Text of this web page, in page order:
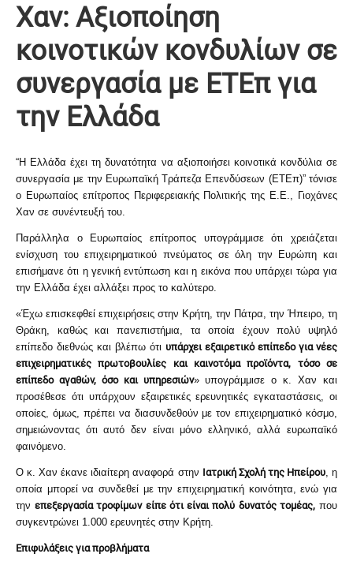
Χαν: Αξιοποίηση
κοινοτικών κονδυλίων σε
συνεργασία με ΕΤΕπ για
την Ελλάδα
“Η Ελλάδα έχει τη δυνατότητα να αξιοποιήσει κοινοτικά κονδύλια σε
συνεργασία με την Ευρωπαϊκή Τράπεζα Επενδύσεων (ΕΤΕπ)” τόνισε
ο Ευρωπαίος επίτροπος Περιφερειακής Πολιτικής της Ε.Ε., Γιοχάνες
Χαν σε συνέντευξή του.
Παράλληλα ο Ευρωπαίος επίτροπος υπογράμμισε ότι χρειάζεται
ενίσχυση του επιχειρηματικού πνεύματος σε όλη την Ευρώπη και
επισήμανε ότι η γενική εντύπωση και η εικόνα που υπάρχει τώρα για
την Ελλάδα έχει αλλάξει προς το καλύτερο.
«Έχω επισκεφθεί επιχειρήσεις στην Κρήτη, την Πάτρα, την Ήπειρο, τη
Θράκη, καθώς και πανεπιστήμια, τα οποία έχουν πολύ υψηλό
επίπεδο διεθνώς και βλέπω ότι υπάρχει εξαιρετικό επίπεδο για νέες
επιχειρηματικές πρωτοβουλίες και καινοτόμα προϊόντα, τόσο σε
επίπεδο αγαθών, όσο και υπηρεσιών» υπογράμμισε ο κ. Χαν και
προσέθεσε ότι υπάρχουν εξαιρετικές ερευνητικές εγκαταστάσεις, οι
οποίες, όμως, πρέπει να διασυνδεθούν με τον επιχειρηματικό κόσμο,
σημειώνοντας ότι αυτό δεν είναι μόνο ελληνικό, αλλά ευρωπαϊκό
φαινόμενο.
Ο κ. Χαν έκανε ιδιαίτερη αναφορά στην Ιατρική Σχολή της Ηπείρου, η
οποία μπορεί να συνδεθεί με την επιχειρηματική κοινότητα, ενώ για
τηνεπεξεργασία τροφίμων είπε ότι είναι πολύ δυνατός τομέας,που
συγκεντρώνει 1.000 ερευνητές στην Κρήτη.
Επιφυλάξεις για προβλήματα